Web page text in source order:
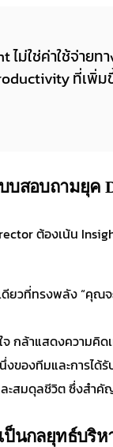
ไม่ใช่ค่าใช้จ่าย
ที่เพิ่ม
บสอบถามยุค
ต้องเน้น
ดียวที่ทรงพลัง “คุณจ
กล้าแสดงความคิ
ของทีมและการได้
ละสมดุลชีวิต ซึ่งสำ
ป็นกลยุทธ์บริ